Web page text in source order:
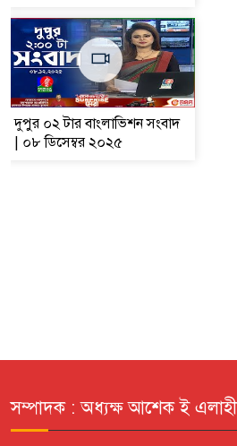
দুপুর ০২ টার বাংলাভিশন সংবাদ
| ০৮ ডিসেম্বর ২০২৫
সম্পাদক : অধ্যক্ষ আশেক ই এলাহী